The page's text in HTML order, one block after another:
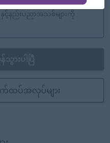
နှင့်နည်းပညာအသစ်များကို
ထပ်အလုပ်များ